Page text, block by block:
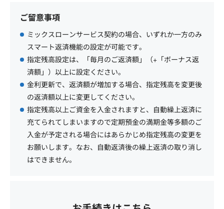
ご留意事項
ミックスローンサービス契約の場合、いずれか一方のみ
スマート返済機能の設定が可能です。
指定残高設定は、「毎月のご返済額」（+「ボーナス返
済額」）以上に設定ください。
金利更新で、返済額が増加する場合、指定残高を変更後
の返済額以上に変更してください。
指定残高以上ご資金を入金されますと、自動繰上返済に
充てられてしまいますので定期預金の満期金等多額のご
入金が予定される場合にはあらかじめ指定残高の変更を
お願いします。なお、自動返済後の繰上返済の取り消し
はできません。